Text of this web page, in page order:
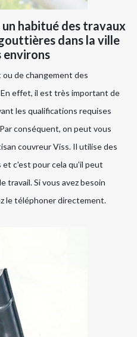
habitué des travaux
dans la ville
environs
de changement des
effet, il est très important de
les qualifications requises
conséquent, on peut vous
couvreur Viss. Il utilise des
c'est pour cela qu'il peut
travail. Si vous avez besoin
le téléphoner directement.